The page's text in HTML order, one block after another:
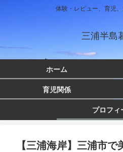
体験・レビュー、育児
三浦半島
ホーム
育児関係
プロフィ
【三浦海岸】三浦市